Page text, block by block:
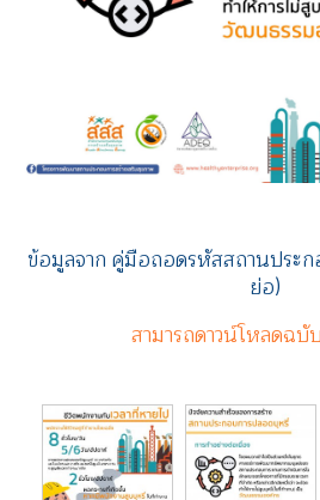
ข้อมูลจาก คู่มือถอดรหัสสถานประ
ย่อ)
สามารถดาวน์โหลดฉ